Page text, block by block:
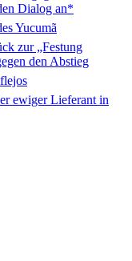
Dialog an*
Yucumã
zur „Festung
den Abstieg
ewiger Lieferant in